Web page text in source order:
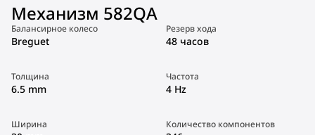
Механизм 582QA
Балансирное колесо
Breguet
Резерв хода
48 часов
Толщина
6.5 mm
Частота
4 Hz
Ширина Количество компонентов